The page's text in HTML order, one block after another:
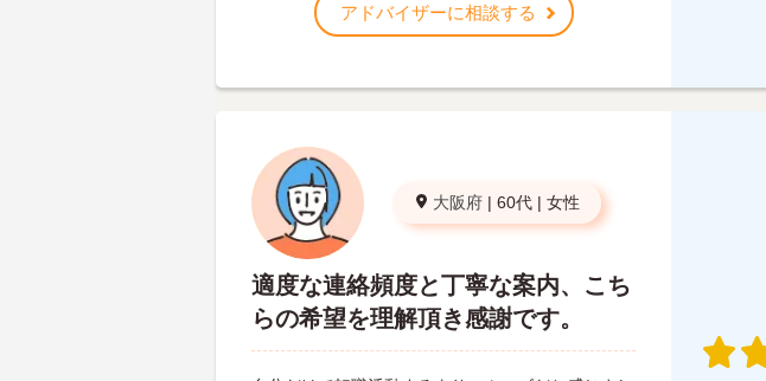
アドバイザーに相談する
大阪府 | 60代 | 女性
適度な連絡頻度と丁寧な案内、こち
らの希望を理解頂き感謝です。